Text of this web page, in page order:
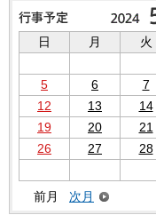
日 月 火
5
6 7
12
13 14
19
20 21
26
27 28
前月 次月